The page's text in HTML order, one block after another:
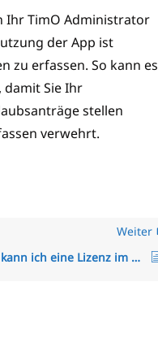
Ihr TimO Administrator
der App ist
zu erfassen. So kann es
Sie Ihr
stellen
verwehrt.
Weiter
Wie kann ich eine Lizenz im TimO für einen anderen Mitarbeiter nutzen, wenn ein Mitarbeiter ausscheidet?